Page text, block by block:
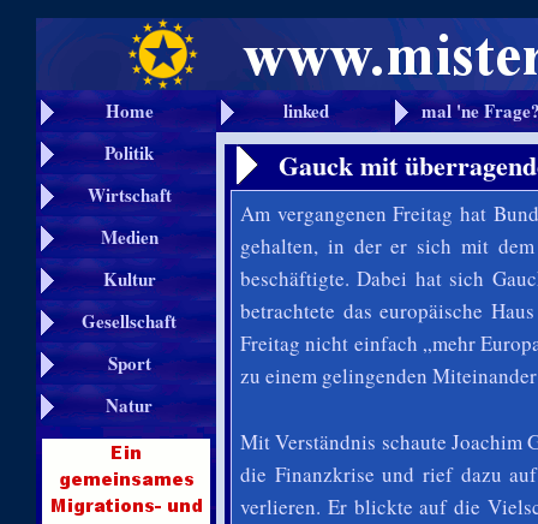
Home linked
mal 'ne
Politik
Wirtschaft
Medien
Kultur
Gesellschaft
Sport
Natur
Gauck mit
Am vergangenen Freitag hat
gehalten, in der er sich mit
beschäftigte. Dabei hat sich
betrachtete das europäische
Freitag nicht einfach „mehr
zu einem gelingenden
Mit Verständnis schaute Joachim
die Finanzkrise und rief dazu
verlieren. Er blickte auf die